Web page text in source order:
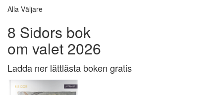
Alla Väljare
8 Sidors bok
om valet 2026
Ladda ner lättlästa boken gratis